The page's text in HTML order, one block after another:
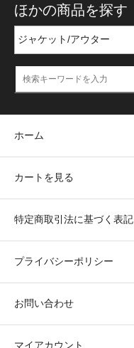
ほかの商品を探す
ホーム
カートを見る
特定商取引法に基づく表記
プライバシーポリシー
お問い合わせ
マイアカウント